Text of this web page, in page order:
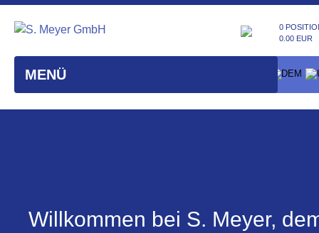
MENÜ
0
0.00 EUR
Willkommen bei S. Meyer,